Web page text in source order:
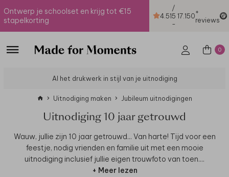
Ontwerp je schoolset en krijg tot €15
stapelkorting
4.51
/
5
-
17.150+
reviews
0
Al het drukwerk in stijl van je uitnodiging
Uitnodiging maken Jubileum uitnodigingen
Uitnodiging 10 jaar getrouwd
Wauw, jullie zijn 10 jaar getrouwd... Van harte! Tijd voor een
feestje, nodig vrienden en familie uit met een mooie
uitnodiging inclusief jullie eigen trouwfoto van toen....
+ Meer lezen